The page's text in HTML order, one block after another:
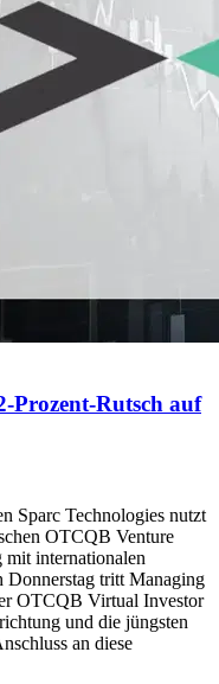
Prozent-Rutsch auf
Sparc Technologies nutzt
OTCQB Venture
internationalen
Donnerstag tritt Managing
OTCQB Virtual Investor
und die jüngsten
an diese